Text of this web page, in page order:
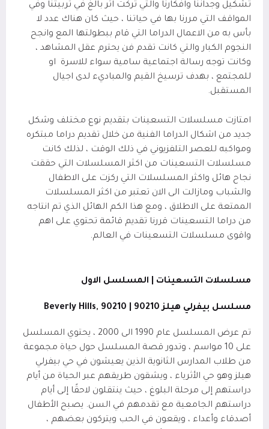
تشكيل وجداننا وافكارنا والتي تركت اثر بالغ في تربيتنا وفي
المواقف التي مررنا بها في حياتنا ، حيث كان هناك عدد لا
بأس به من الاعمال الدراما التي قام ببطولتها المع وانجح
النجوم الكبار والتي كانت تقدم فن يحترم عقل المشاهد ،
وكانت توجه رسالة اجتماعية سامية سواء للاسرة
او
للمجتمع ، بهدف ترسيخ القيم والمباديء لدى اجيال
المستقبل.
امتازت مسلسلات التسعينات بتقديم نوع مختلف وشكل
جديد من اشكال الدراما الفنية من خلال تقديم دراما مبتكره
ومواكبه للعصر التلفزيوني في ذلك الوقت ، لذلك كانت
مسلسلات التسعينات من اكثر المسلسلات التي حققت
نجاح هائل واكثر المسلسلات التي ركزت على الاطفال
والشباب ومازالت الى الان تعتبر من اكثر المسلسلات
الممتعة على الاطلاق ، ومع هذا الكم الهائل الذي تم انتاجه
من دراما التسعينات قررنا تقديم قائمة تحتوي على اهم
واقوى مسلسلات التسعينات في العالم.
مسلسلات التسعينات | المسلسل الاول
مسلسل بيفرلي هيلز 90210 | Beverly Hills, 90210
تم عرض المسلسل عام 1990 الى 2000 ، يحتوي المسلسل
على 10 مواسم ، وتدور قصة المسلسل حول حياة مجموعة
من طلاب المدارس الثانوية الذين يعيشون في حي بيفرلي
هيلز وهو حي الأثرياء ، ويشقون طريقهم عبر الحياة من أيام
دراستهم إلى مرحلة البلوغ ، حيث ينتقلون لاحقًا إلى أيام
دراستهم الجامعية مع تقدمهم في السن. يصبح الأطفال
أصدقاء وأعداء ، ويقعون في الحب ويتركون بعضهم ،